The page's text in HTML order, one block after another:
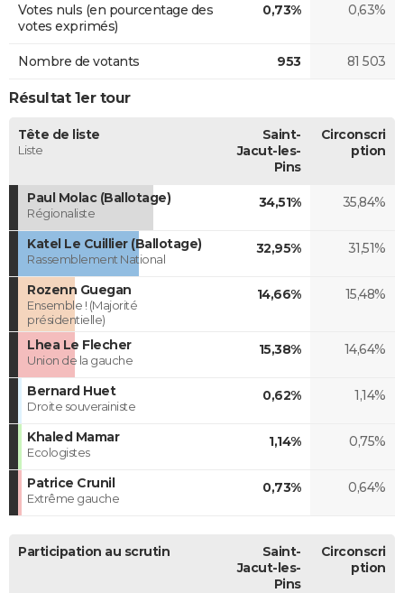
Votes nuls (en pourcentage des
votes exprimés)
0,73% 0,63%
Nombre de votants 953 81 503
Résultat 1er tour
Tête de liste
Liste
Saint-
Jacut-les-
Pins
Circonscri
ption
Paul Molac (Ballotage)
Régionaliste
34,51% 35,84%
Katel Le Cuillier (Ballotage)
Rassemblement National
32,95% 31,51%
Rozenn Guegan
Ensemble ! (Majorité
présidentielle)
14,66% 15,48%
Lhea Le Flecher
Union de la gauche
15,38% 14,64%
Bernard Huet
Droite souverainiste
0,62% 1,14%
Khaled Mamar
Ecologistes
1,14% 0,75%
Patrice Crunil
Extrême gauche
0,73% 0,64%
Participation au scrutin
Saint-
Jacut-les-
Pins
Circonscri
ption